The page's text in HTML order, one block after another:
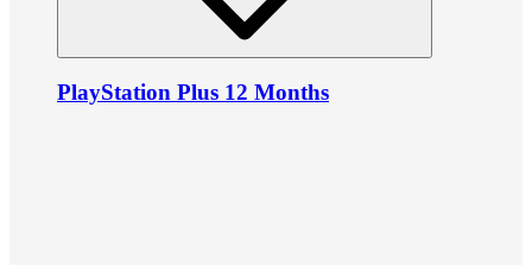
PlayStation Plus 12 Months